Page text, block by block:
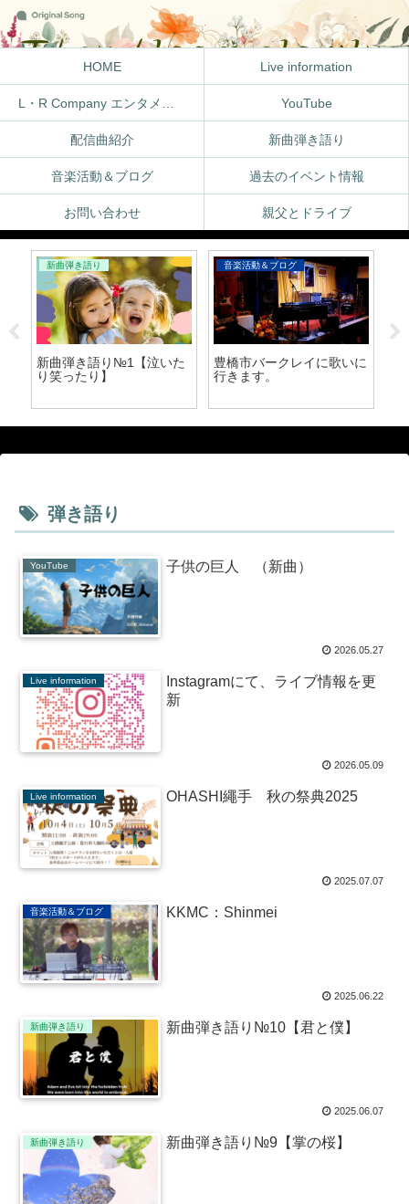
HOME Live information
YouTube
配信曲紹介 新曲弾き語り
音楽活動＆ブログ 過去のイベント情報
お問い合わせ 親父とドライブ
新曲弾き語り
新曲弾き語り№1【泣いた
り笑ったり】
音楽活動＆ブログ
豊橋市バークレイに歌いに
行きます。
弾き語り
YouTube 子供の巨人 （新曲）
2026.05.27
Live information
Instagramにて、ライブ情報を更
新
2026.05.09
Live information OHASHI繩手 秋の祭典2025
2025.07.07
音楽活動＆ブログ KKMC：Shinmei
2025.06.22
新曲弾き語り 新曲弾き語り№10【君と僕】
2025.06.07
新曲弾き語り 新曲弾き語り№9【掌の桜】